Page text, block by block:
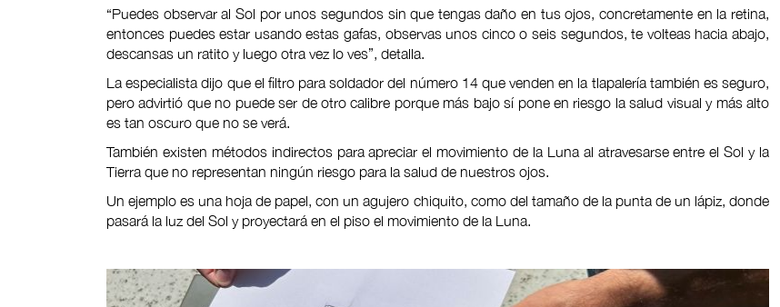
“Puedes observar al Sol por unos segundos sin que tengas daño en tus ojos, concretamente en la retina,
entonces puedes estar usando estas gafas, observas unos cinco o seis segundos, te volteas hacia abajo,
descansas un ratito y luego otra vez lo ves”, detalla.
La especialista dijo que el filtro para soldador del número 14 que venden en la tlapalería también es seguro,
pero advirtió que no puede ser de otro calibre porque más bajo sí pone en riesgo la salud visual y más alto
es tan oscuro que no se verá.
También existen métodos indirectos para apreciar el movimiento de la Luna al atravesarse entre el Sol y la
Tierra que no representan ningún riesgo para la salud de nuestros ojos.
Un ejemplo es una hoja de papel, con un agujero chiquito, como del tamaño de la punta de un lápiz, donde
pasará la luz del Sol y proyectará en el piso el movimiento de la Luna.